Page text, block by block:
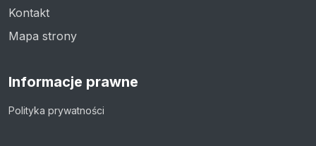
Kontakt
Mapa strony
Informacje prawne
Polityka prywatności